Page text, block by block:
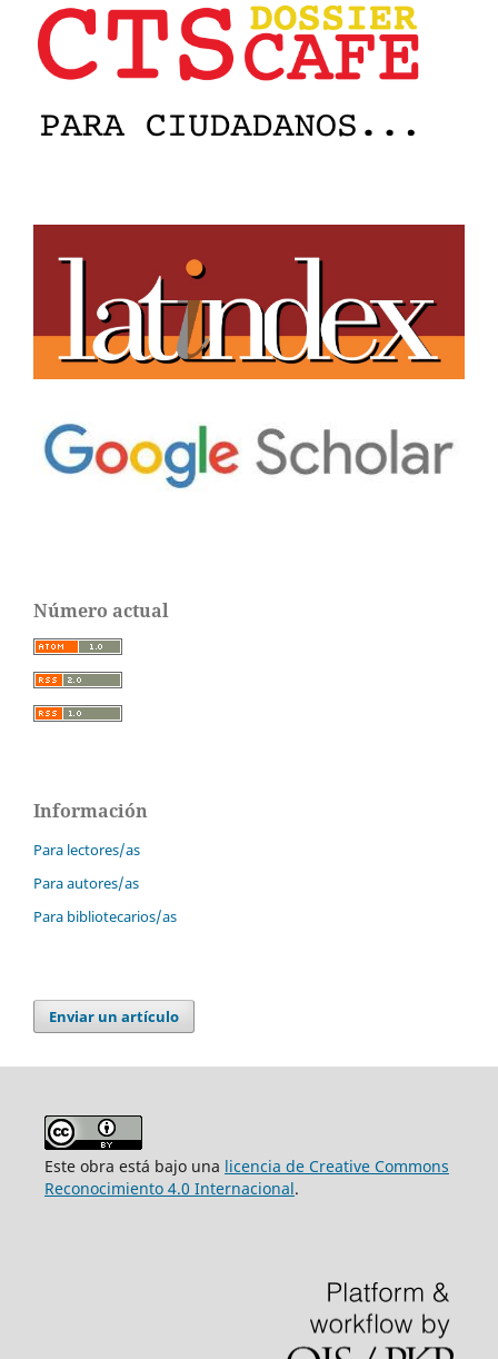
Número actual
Información
Para lectores/as
Para autores/as
Para bibliotecarios/as
Enviar un artículo
Este obra está bajo una licencia de Creative Commons
Reconocimiento 4.0 Internacional.